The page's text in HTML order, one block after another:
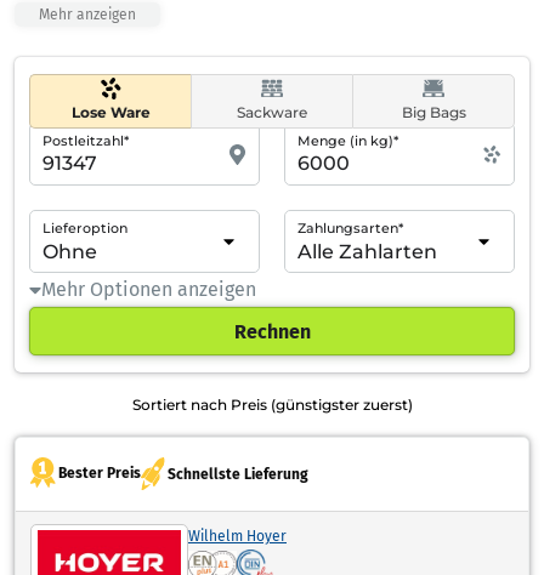
Mehr anzeigen
Lose Ware Sackware Big Bags
Postleitzahl* Menge (in kg)*
Lieferoption Zahlungsarten*
Mehr Optionen anzeigen
Rechnen
Sortiert nach Preis (günstigster zuerst)
Bester Preis Schnellste Lieferung
Wilhelm Hoyer